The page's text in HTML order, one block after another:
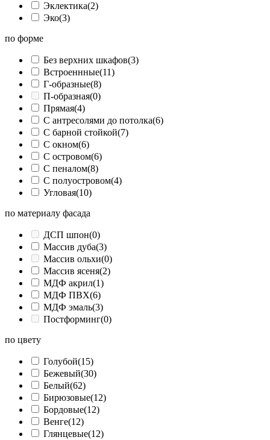
Эклектика(2)
Эко(3)
по форме
Без верхних шкафов(3)
Встроеннные(11)
Г-образные(8)
П-образная(0)
Прямая(4)
С антресолями до потолка(6)
С барной стойкой(7)
С окном(6)
С островом(6)
С пеналом(8)
С полуостровом(4)
Угловая(10)
по материалу фасада
ДСП шпон(0)
Массив дуба(3)
Массив ольхи(0)
Массив ясеня(2)
МДФ акрил(1)
МДФ ПВХ(6)
МДФ эмаль(3)
Постформинг(0)
по цвету
Голубой(15)
Бежевый(30)
Белый(62)
Бирюзовые(12)
Бордовые(12)
Венге(12)
Глянцевые(12)